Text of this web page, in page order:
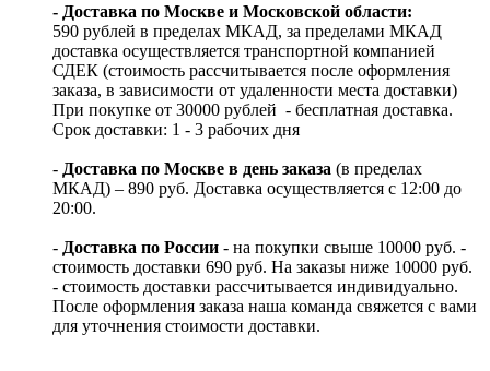
- Доставка по Москве и Московской области:
590 рублей в пределах МКАД, за пределами МКАД
доставка осуществляется транспортной компанией
СДЕК (стоимость рассчитывается после оформления
заказа, в зависимости от удаленности места доставки)
При покупке от 30000 рублей - бесплатная доставка.
Срок доставки: 1 - 3 рабочих дня
- Доставка по Москве в день заказа (в пределах
МКАД) – 890 руб. Доставка осуществляется с 12:00 до
20:00.
- Доставка по России - на покупки свыше 10000 руб. -
стоимость доставки 690 руб. На заказы ниже 10000 руб.
- стоимость доставки рассчитывается индивидуально.
После оформления заказа наша команда свяжется с вами
для уточнения стоимости доставки.